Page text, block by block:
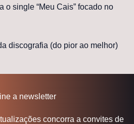
o single “Meu Cais” focado no
discografia (do pior ao melhor)
a newsletter
concorra a convites de